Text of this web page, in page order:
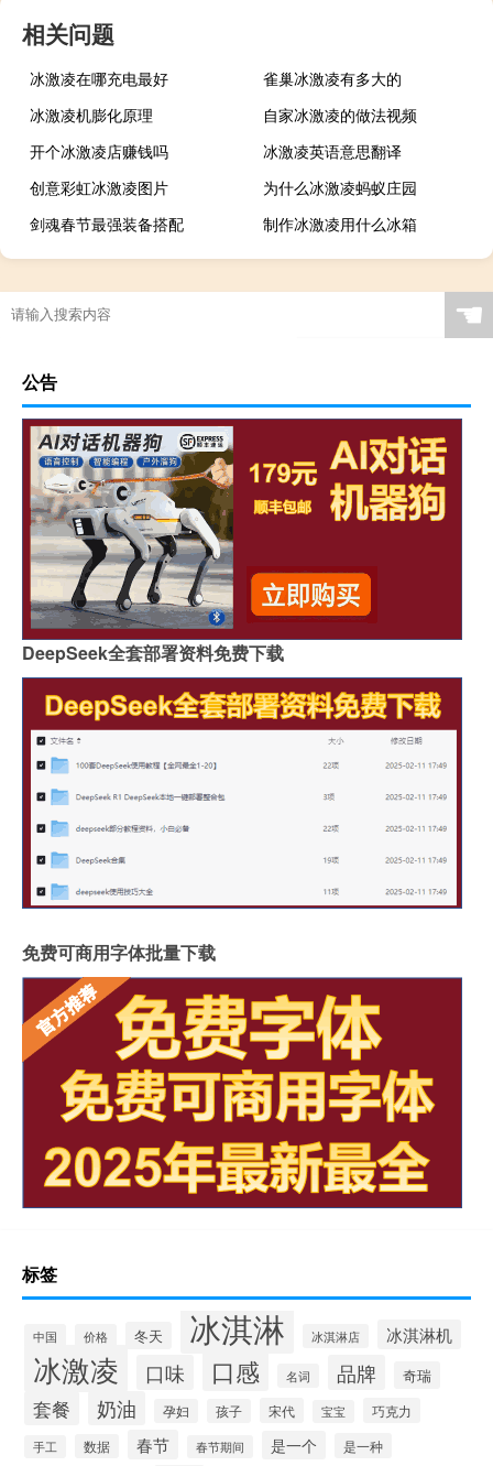
相关问题
冰激凌在哪充电最好
雀巢冰激凌有多大的
冰激凌机膨化原理
自家冰激凌的做法视频
开个冰激凌店赚钱吗
冰激凌英语意思翻译
创意彩虹冰激凌图片
为什么冰激凌蚂蚁庄园
剑魂春节最强装备搭配
制作冰激凌用什么冰箱
☚
公告
DeepSeek全套部署资料免费下载
免费可商用字体批量下载
标签
中国 价格 冬天 冰淇淋 冰淇淋店 冰淇淋机
冰激凌 口味 口感 名词 品牌 奇瑞
套餐 奶油 孕妇 孩子 宋代 宝宝 巧克力
手工 数据 春节 春节期间 是一个 是一种